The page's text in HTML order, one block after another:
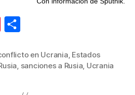
Pi
er
e
m
p
ar
en Ucrania Estados
sanciones a Rusia Ucrania